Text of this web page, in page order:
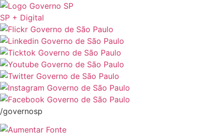
SP + Digital
/governosp